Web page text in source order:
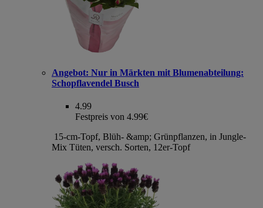
Angebot: Nur in Märkten mit Blumenabteilung:
Schopflavendel Busch
4.99
Festpreis von 4.99€
15-cm-Topf, Blüh- &amp; Grünpflanzen, in Jungle-
Mix Tüten, versch. Sorten, 12er-Topf